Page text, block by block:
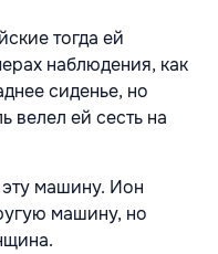
тогда ей
наблюдения, как
сиденье, но
велел ей сесть на
машину. Ион
машину, но